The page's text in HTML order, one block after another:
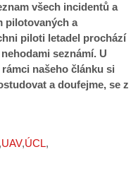
všech incidentů a
pilotovaných a
piloti letadel prochází
seznámí. U
našeho článku si
a doufejme, se z
UAV ÚCL